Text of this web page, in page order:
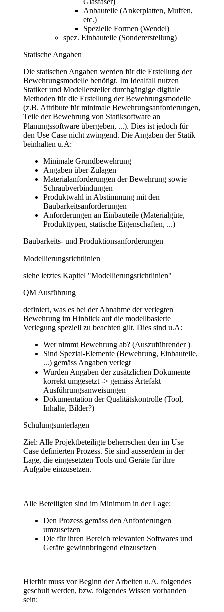
Anbauteile (Ankerplatten, Muffen,
etc.)
Spezielle Formen (Wendel)
spez. Einbauteile (Sondererstellung)
Statische Angaben
Die statischen Angaben werden für die Erstellung der
Bewehrungsmodelle benötigt. Im Idealfall nutzen
Statiker und Modellersteller durchgängige digitale
Methoden für die Erstellung der Bewehrungsmodelle
(z.B. Attribute für minimale Bewehrungsanforderungen,
Teile der Bewehrung von Statiksoftware an
Planungssoftware übergeben, ...). Dies ist jedoch für
den Use Case nicht zwingend. Die Angaben der Statik
beinhalten u.A:
Minimale Grundbewehrung
Angaben über Zulagen
Materialanforderungen der Bewehrung sowie
Schraubverbindungen
Produktwahl in Abstimmung mit den
Baubarkeitsanforderungen
Anforderungen an Einbauteile (Materialgüte,
Produkttypen, statische Eigenschaften, ...)
Baubarkeits- und Produktionsanforderungen
Modellierungsrichtlinien
siehe letztes Kapitel "Modellierungsrichtlinien"
QM Ausführung
definiert, was es bei der Abnahme der verlegten
Bewehrung im Hinblick auf die modellbasierte
Verlegung speziell zu beachten gilt. Dies sind u.A:
Wer nimmt Bewehrung ab? (Auszuführender )
Sind Spezial-Elemente (Bewehrung, Einbauteile,
...) gemäss Angaben verlegt
Wurden Angaben der zusätzlichen Dokumente
korrekt umgesetzt -> gemäss Artefakt
Ausführungsanweisungen
Dokumentation der Qualitätskontrolle (Tool,
Inhalte, Bilder?)
Schulungsunterlagen
Ziel: Alle Projektbeteiligte beherrschen den im Use
Case definierten Prozess. Sie sind ausserdem in der
Lage, die eingesetzten Tools und Geräte für ihre
Aufgabe einzusetzen.
Alle Beteiligten sind im Minimum in der Lage:
Den Prozess gemäss den Anforderungen
umzusetzen
Die für ihren Bereich relevanten Softwares und
Geräte gewinnbringend einzusetzen
Hierfür muss vor Beginn der Arbeiten u.A. folgendes
geschult werden, bzw. folgendes Wissen vorhanden
sein: